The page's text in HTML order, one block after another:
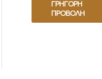
ΓΡΉΓΟΡΗ
ΠΡΟΒΟΛΉ